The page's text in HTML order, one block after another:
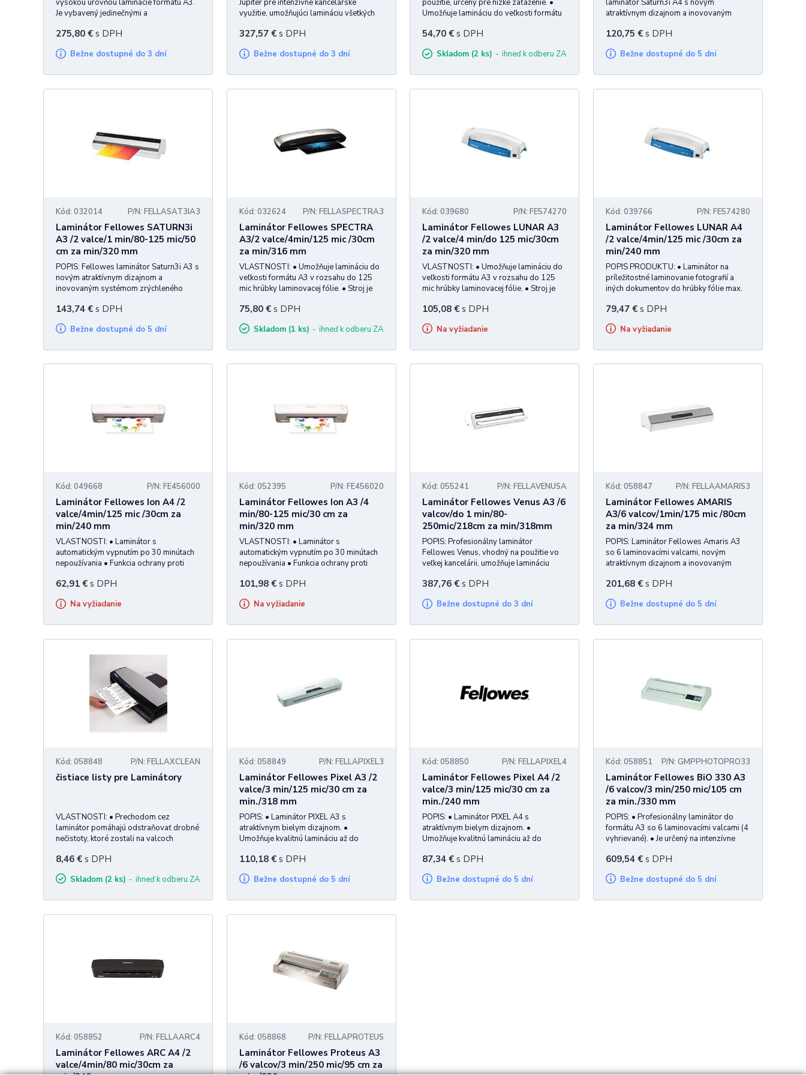
Laminovacie fólie: Pre dosiahnutie optimálnych výsledkov pri laminovaní ponúkame aj laminovacie fólie, ktoré sú navrhnuté pre použitie s našimi laminátormi.
Ak hľadáte spôsob na ochranu a vylepšenie vašich dokumentov a materiálov, naše laminátory a laminovačky sú ideálne riešenie. Prehľadajte našu ponuku a nájdite ten správny model a
laminovacie fólie pre vaše potreby. S našimi laminátormi dosiahnete profesionálne a trvácne výsledky vo vašich projektov.
vysokou úrovňou laminácie formátu A3.
Je vybavený jedinečnými a
laminácie radosť. Intuitívne ovládanie
panela, už žiadne používateľské nastavov
275,80 € s DPH
Bežne dostupné do 3 dní
Jupiter pre intenzívne kancelárske
využitie, umožňujúci lamináciu všetkých
fotografií od formátu vizitky po formát
funkcii AutoSense. Už žiadne
327,57€s DPH
Bežne dostupné do 3 dní
použitie, určený pre nízke zaťaženie. •
Umožňuje lamináciu do veľkosti formátu
laminovacej fólie. • Stroj je vybavený
vypnutie pri nečinnosti, šetrí
54,70 € s DPH
Skladom (2 ks) ihneď k odberu ZA
laminátor Saturn3i A4 s novým
atraktívnym dizajnom a inovovaným
Laminovanie za cca 1 minútu od zapnutia.
formátu A4 v rozsahu 80-125 mic
120,75 €s DPH
Bežne dostupné do 5 dní
Kód: 032014 P/N: FELLASAT3IA3
Laminátor Fellowes SATURN3i
A3 /2 valce/1 min/80-125 mic/50
cm za min/320 mm
POPIS: Fellowes laminátor Saturn3i A3 s
novým atraktívnym dizajnom a
inovovaným systémom zrýchleného
zapnutia. Umožňuje kvalitnú lamináciu až
do formátu A3 v rozsahu 80-125 mic
hrúbky laminovacej fólie vrátane laminác
143,74 € s DPH
Bežne dostupné do 5 dní
Kód: 032624 P/N: FELLASPECTRA3
Laminátor Fellowes SPECTRA
A3/2 valce/4min/125 mic /30cm
za min/316 mm
VLASTNOSTI: • Umožňuje lamináciu do
veľkosti formátu A3 v rozsahu do 125
mic hrúbky laminovacej fólie. • Stroj je
automatické vypnutie pri nečinnosti, šetrí
energiu, predchádza prehriatiu. •
Svetelná indikácia stavu pr
75,80€s DPH
Skladom (1 ks) ihneď k odberu ZA
Kód: 039680 P/N: FE574270
Laminátor Fellowes LUNAR A3
/2 valce/4 min/do 125 mic/30cm
za min/320 mm
VLASTNOSTI: • Umožňuje lamináciu do
veľkosti formátu A3 v rozsahu do 125
mic hrúbky laminovacej fólie. • Stroj je
automatické vypnutie pri nečinnosti, šetrí
energiu, predchádza prehriatiu. •
Svetelná indikácia stavu pr
105,08 € s DPH
Na vyžiadanie
Kód: 039766 P/N: FE574280
Laminátor Fellowes LUNAR A4
/2 valce/4min/125 mic /30cm za
min/240 mm
POPIS PRODUKTU: • Laminátor na
príležitostné laminovanie fotografií a
iných dokumentov do hrúbky fólie max.
zabraňuje uviaznutiu fólie. • Doba
nahrievania 4 minúty. • Rýchlosť
laminovania 30 cm/min. • Šírka vstupu
79,47€s DPH
Na vyžiadanie
Kód: 049668 P/N: FE456000
Laminátor Fellowes Ion A4 /2
valce/4min/125 mic /30cm za
min/240 mm
VLASTNOSTI: • Laminátor s
automatickým vypnutím po 30 minútach
nepoužívania • Funkcia ochrany proti
Vhodné pre malé kancelárie a
a fotografií do hrúbky 125 mic. •
62,91 € s DPH
Na vyžiadanie
Kód: 052395 P/N: FE456020
Laminátor Fellowes Ion A3 /4
min/80-125 mic/30 cm za
min/320 mm
VLASTNOSTI: • Laminátor s
automatickým vypnutím po 30 minútach
nepoužívania • Funkcia ochrany proti
Vhodné pre malé kancelárie a
a fotografií do hrúbky 125 mic •
101,98€s DPH
Na vyžiadanie
Kód: 055241 P/N: FELLAVENUSA
Laminátor Fellowes Venus A3 /6
valcov/do 1 min/80-
250mic/218cm za min/318mm
POPIS: Profesionálny laminátor
Fellowes Venus, vhodný na použitie vo
veľkej kancelárii, umožňuje lamináciu
vrátane fotografií od formátu vizitky po
unikátnej funkcii AutoSense. Už žiadn
387,76 € s DPH
Bežne dostupné do 3 dní
Kód: 058847 P/N: FELLAAMARIS3
Laminátor Fellowes AMARIS
A3/6 valcov/1min/175 mic /80cm
za min/324 mm
POPIS: Laminátor Fellowes Amaris A3
so 6 laminovacími valcami, novým
atraktívnym dizajnom a inovovaným
Laminovanie za cca 1 min. od zapnutia.
formátu A3 v rozsahu hrúbky
201,68€s DPH
Bežne dostupné do 5 dní
Kód: 058848 P/N: FELLAXCLEAN
čistiace listy pre Laminátory
VLASTNOSTI: • Prechodom cez
laminátor pomáhajú odstraňovať drobné
nečistoty, ktoré zostali na valcoch
laminátory veľkosti A4 aj A3 prejazdom
po užšej alebo širšej strane formátu
čistiaceho listu. • Čistiaci list môže prej
8,46 € s DPH
Skladom (2 ks) ihneď k odberu ZA
Kód: 058849 P/N: FELLAPIXEL3
Laminátor Fellowes Pixel A3 /2
valce/3 min/125 mic/30 cm za
min./318 mm
POPIS: • Laminátor PIXEL A3 s
atraktívnym bielym dizajnom. •
Umožňuje kvalitnú lamináciu až do
hrúbky laminovacieho filmu vrátane
laminácie fotografií. Maximálna hrúbka
laminovaného dokumentu je 0,4 mm. Je
110,18€s DPH
Bežne dostupné do 5 dní
Kód: 058850 P/N: FELLAPIXEL4
Laminátor Fellowes Pixel A4 /2
valce/3 min/125 mic/30 cm za
min./240 mm
POPIS: • Laminátor PIXEL A4 s
atraktívnym bielym dizajnom. •
Umožňuje kvalitnú lamináciu až do
hrúbky laminovacieho filmu vrátane
laminácie fotografií. Maximálna hrúbka
laminovaného dokumentu je 0,4 mm. Je
87,34 € s DPH
Bežne dostupné do 5 dní
Kód: 058851 P/N: GMPPHOTOPRO33
Laminátor Fellowes BiO 330 A3
/6 valcov/3 min/250 mic/105 cm
za min./330 mm
POPIS: • Profesionálny laminátor do
formátu A3 so 6 laminovacími valcami (4
vyhrievané). • Je určený na intenzívne
laminovacej fólie 250 mic. • Komfortnú
obsluhu zabezpečuje digitálny ovládací
panel s predvolenými
609,54€s DPH
Bežne dostupné do 5 dní
Kód: 058852 P/N: FELLAARC4
Laminátor Fellowes ARC A4 /2
valce/4min/80 mic/30cm za
Kód: 058868 P/N: FELLAPROTEUS
Laminátor Fellowes Proteus A3
/6 valcov/3 min/250 mic/95 cm za